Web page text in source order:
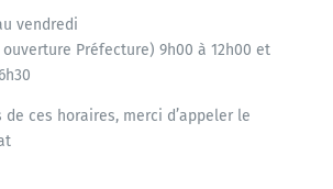
vendredi
Préfecture) 9h00 à 12h00 et
de ces horaires, merci d’appeler le